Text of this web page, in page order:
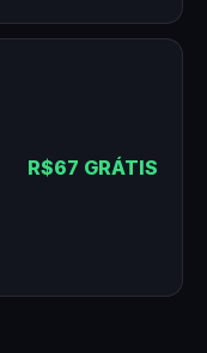
R$67 GRÁTIS